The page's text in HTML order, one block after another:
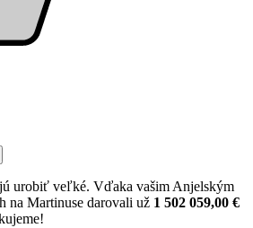
urobiť veľké. Vďaka vašim Anjelským
na Martinuse darovali už 1 502 059,00 €